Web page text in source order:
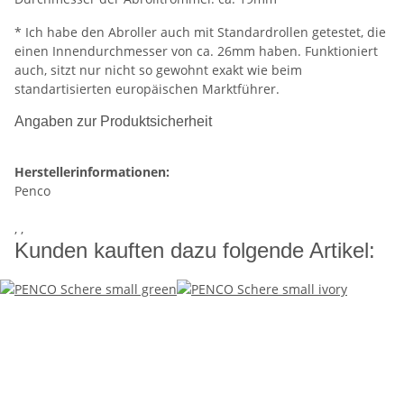
* Ich habe den Abroller auch mit Standardrollen getestet, die
einen Innendurchmesser von ca. 26mm haben. Funktioniert
auch, sitzt nur nicht so gewohnt exakt wie beim
standartisierten europäischen Marktführer.
Angaben zur Produktsicherheit
Herstellerinformationen:
Penco
, ,
Kunden kauften dazu folgende Artikel: